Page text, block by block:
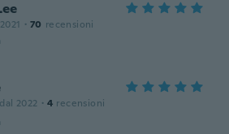
· 70 recensioni
2022 · 4 recensioni